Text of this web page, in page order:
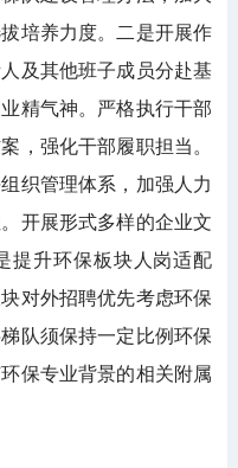
培养力度。二是开展作
及其他班子成员分赴基
精气神。严格执行干部
，强化干部履职担当。
织管理体系，加强人力
开展形式多样的企业文
提升环保板块人岗适配
对外招聘优先考虑环保
队须保持一定比例环保
保专业背景的相关附属